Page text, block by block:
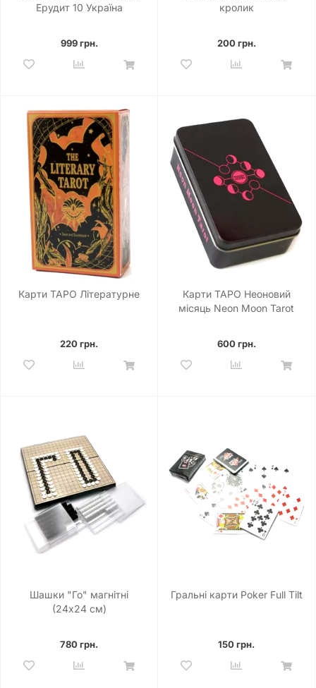
Ерудит 10 Україна
999 грн.
кролик
200 грн.
Карти ТАРО Літературне
220 грн.
Карти ТАРО Неоновий
місяць Neon Moon Tarot
600 грн.
Шашки "Го" магнітні
(24x24 см)
780 грн.
Гральні карти Poker Full Tilt
150 грн.